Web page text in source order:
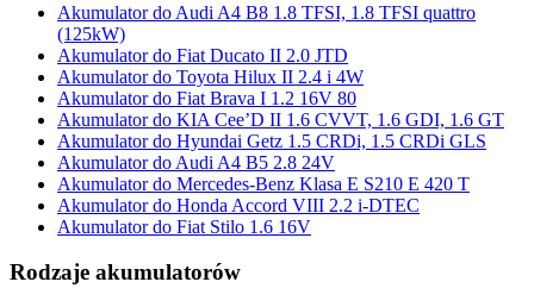
Akumulator do Audi A4 B8 1.8 TFSI, 1.8 TFSI quattro
(125kW)
Akumulator do Fiat Ducato II 2.0 JTD
Akumulator do Toyota Hilux II 2.4 i 4W
Akumulator do Fiat Brava I 1.2 16V 80
Akumulator do KIA Cee’D II 1.6 CVVT, 1.6 GDI, 1.6 GT
Akumulator do Hyundai Getz 1.5 CRDi, 1.5 CRDi GLS
Akumulator do Audi A4 B5 2.8 24V
Akumulator do Mercedes-Benz Klasa E S210 E 420 T
Akumulator do Honda Accord VIII 2.2 i-DTEC
Akumulator do Fiat Stilo 1.6 16V
Rodzaje akumulatorów